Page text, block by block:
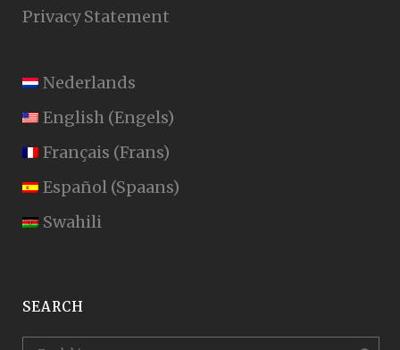
Privacy Statement
Nederlands
English (Engels)
Français (Frans)
Español (Spaans)
Swahili
SEARCH